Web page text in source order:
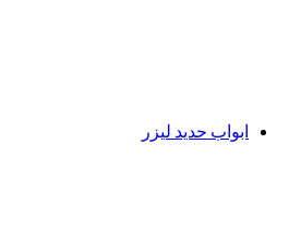
ابواب حديد ليزر